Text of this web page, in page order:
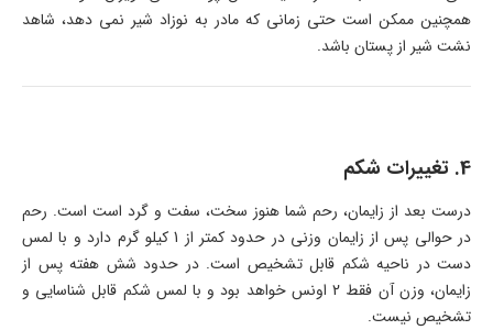
همچنین ممکن است حتی زمانی که مادر به نوزاد شیر نمی دهد، شاهد
نشت شیر از پستان باشد.
4. تغییرات شکم
درست بعد از زایمان، رحم شما هنوز سخت، سفت و گرد است است. رحم
در حوالی پس از زایمان وزنی در حدود کمتر از 1 کیلو گرم دارد و با لمس
دست در ناحیه شکم قابل تشخیص است. در حدود شش هفته پس از
زایمان، وزن آن فقط 2 اونس خواهد بود و با لمس شکم قابل شناسایی و
تشخیص نیست.